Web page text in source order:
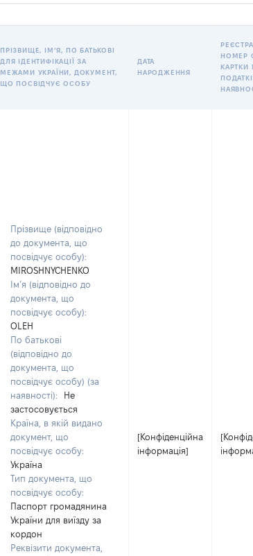
ПРІЗВИЩЕ, ІМʼЯ, ПО БАТЬКОВІ
ДЛЯ ІДЕНТИФІКАЦІЇ ЗА
МЕЖАМИ УКРАЇНИ, ДОКУМЕНТ,
ЩО ПОСВІДЧУЄ ОСОБУ
ДАТА
НАРОДЖЕННЯ
НОМЕР
КАРТКИ
Прізвище (відповідно
до документа, що
посвідчує особу):
MIROSHNYCHENKO
Ім’я (відповідно до
документа, що
посвідчує особу):
OLEH
По батькові
(відповідно до
документа, що
посвідчує особу) (за
наявності):
Не
застосовується
Країна, в якій видано
документ, що
посвідчує особу:
Україна
Тип документа, що
посвідчує особу:
Паспорт громадянина
України для виїзду за
кордон
Реквізити документа,
[Конфіденційна
інформація]